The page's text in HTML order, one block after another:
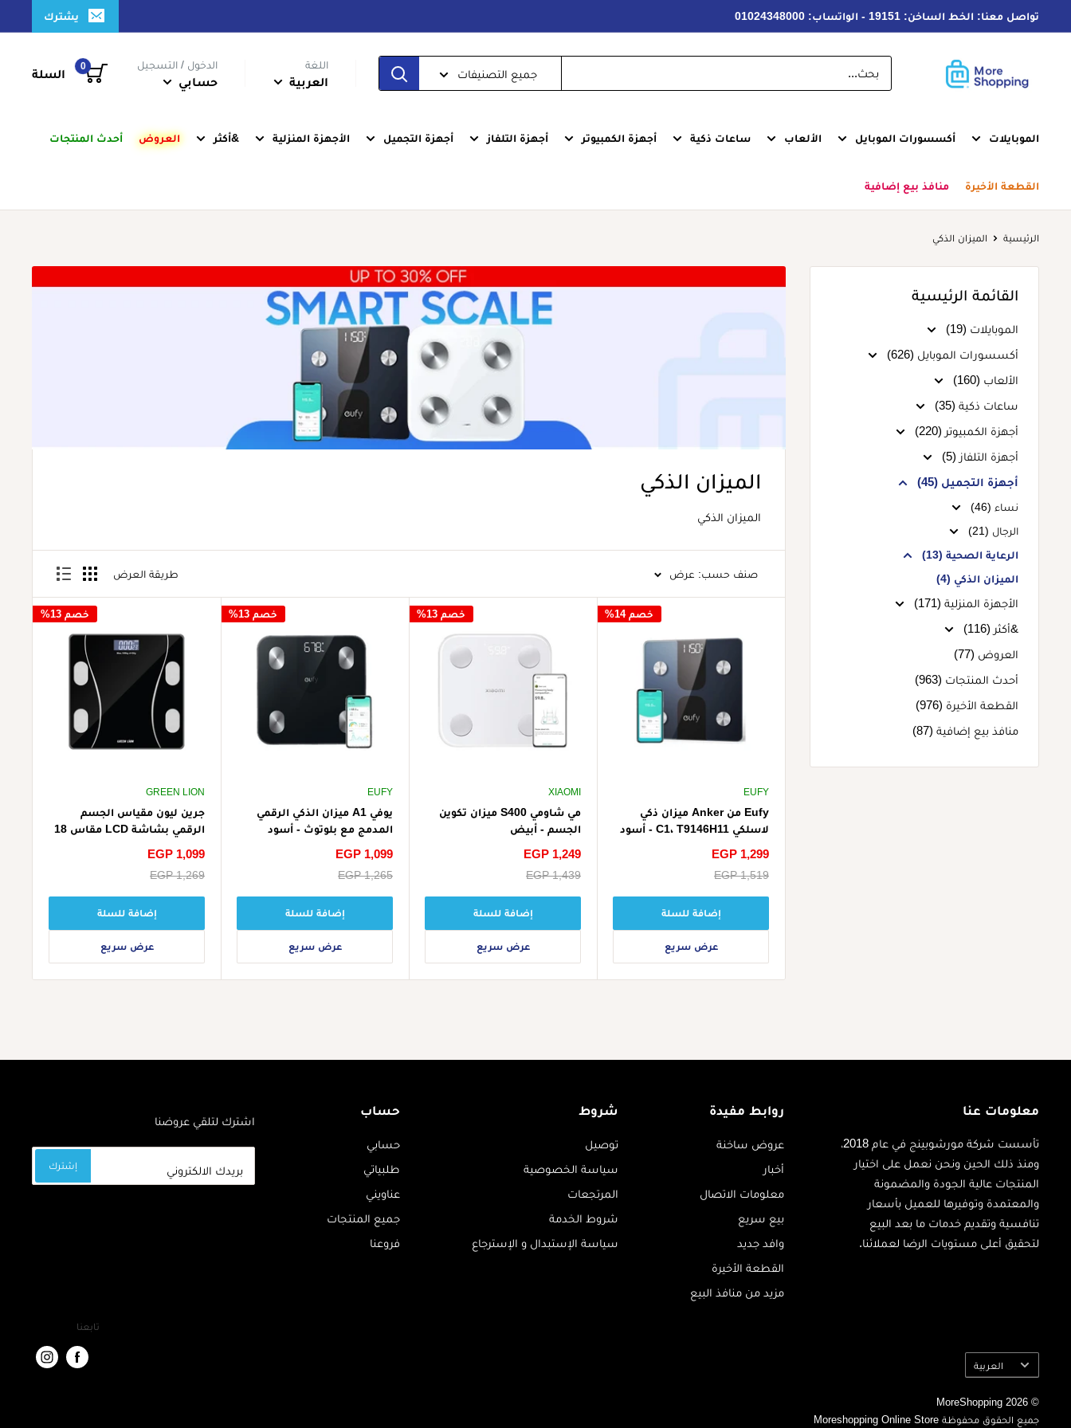
الى
تواصل معنا: الخط الساخن: 19151 - الواتساب: 01024348000 يشترك
جميع التصنيفات
اللغة
العربية
الدخول / التسجيل
حسابي
0
السلة
الموبايلات أكسسورات الموبايل الألعاب ساعات ذكية أجهزة الكمبيوتر أجهزة التلفاز أجهزة التجميل الأجهزة المنزلية &أكثر العروض أحدث المنتجات
القطعة الأخيرة منافذ بيع إضافية
الرئيسية الميزان الذكي
القائمة الرئيسية
الموبايلات (19)
أكسسورات الموبايل (626)
الألعاب (160)
ساعات ذكية (35)
أجهزة الكمبيوتر (220)
أجهزة التلفاز (5)
أجهزة التجميل (45)
نساء (46)
الرجال (21)
الرعاية الصحية (13)
الميزان الذكي (4)
الأجهزة المنزلية (171)
&أكثر (116)
العروض (77)
أحدث المنتجات (963)
القطعة الأخيرة (976)
منافذ بيع إضافية (87)
الميزان الذكي
الميزان الذكي
صنف حسب: عرض طريقة العرض
خصم 14%
EUFY
Eufy من Anker ميزان ذكي
لاسلكي C1، T9146H11 - أسود
سعر
EGP 1,299
سعر
EGP 1,519
إضافة للسلة
عرض سريع
خصم 13%
XIAOMI
مي شاومي S400 ميزان تكوين
الجسم - أبيض
سعر
EGP 1,249
سعر
EGP 1,439
إضافة للسلة
عرض سريع
خصم 13%
EUFY
يوفي A1 ميزان الذكي الرقمي
المدمج مع بلوتوث - أسود
سعر
EGP 1,099
سعر
EGP 1,265
إضافة للسلة
عرض سريع
خصم 13%
GREEN LION
جرين ليون مقياس الجسم
الرقمي بشاشة LCD مقاس 18
سعر
EGP 1,099
سعر
EGP 1,269
إضافة للسلة
عرض سريع
معلومات عنا
تأسست شركة مورشوبينج في عام 2018،
ومنذ ذلك الحين ونحن نعمل على اختيار
المنتجات عالية الجودة والمضمونة
والمعتمدة وتوفيرها للعميل بأسعار
تنافسية وتقديم خدمات ما بعد البيع
لتحقيق أعلى مستويات الرضا لعملائنا.
روابط مفيدة
عروض ساخنة
أخبار
معلومات الاتصال
بيع سريع
وافد جديد
القطعة الأخيرة
مزيد من منافذ البيع
شروط
توصيل
سياسة الخصوصية
المرتجعات
شروط الخدمة
سياسة الإستبدال و الإسترجاع
حساب
حسابي
طلبياتي
عناويني
جميع المنتجات
فروعنا
اشترك لتلقي عروضنا
بريدك الالكتروني إشترك
اللغة العربية
© 2026 MoreShopping
جميع الحقوق محفوظة Moreshopping Online Store
تابعنا